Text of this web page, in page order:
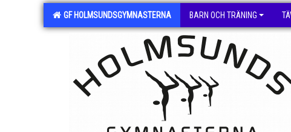
GF HOLMSUNDSGYMNASTERNA BARN OCH TRÄNING